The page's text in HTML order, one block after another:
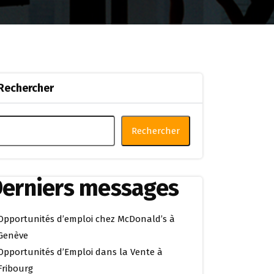
Rechercher
messages
d’emploi chez McDonald’s à
d’Emploi dans la Vente à